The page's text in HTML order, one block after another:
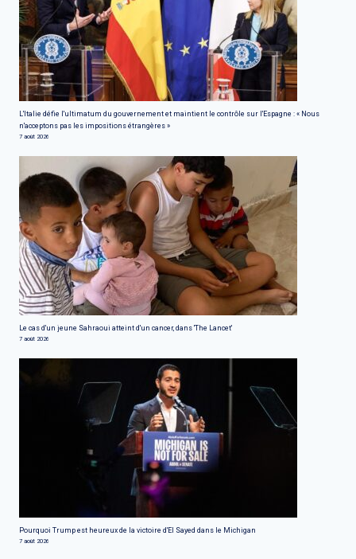
L'Italie défie l'ultimatum du gouvernement et maintient le contrôle sur l'Espagne : « Nous
n'acceptons pas les impositions étrangères »
7 août 2026
Le cas d'un jeune Sahraoui atteint d'un cancer, dans 'The Lancet'
7 août 2026
Pourquoi Trump est heureux de la victoire d'El Sayed dans le Michigan
7 août 2026